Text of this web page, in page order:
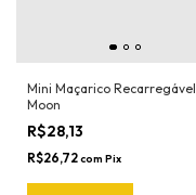
Mini Maçarico Recarregável
Moon
R$28,13
R$26,72com Pix